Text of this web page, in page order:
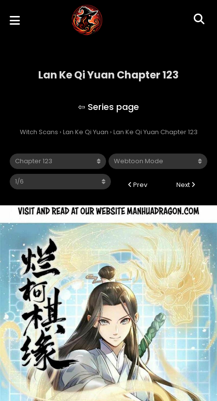
Lan Ke Qi Yuan Chapter 123
Witch Scans › Lan Ke Qi Yuan › Lan Ke Qi Yuan Chapter 123
Prev Next